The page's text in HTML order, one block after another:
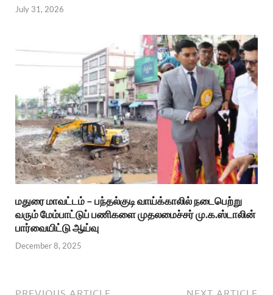
July 31, 2026
மதுரை மாவட்டம் – பந்தல்குடி வாய்க்காலில் நடைபெற்று
வரும் மேம்பாட்டுப் பணிகளை முதலமைச்சர் மு.க.ஸ்டாலின்
பார்வையிட்டு ஆய்வு
December 8, 2025